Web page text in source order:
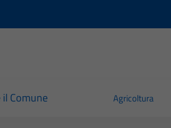
il Comune Agricoltura